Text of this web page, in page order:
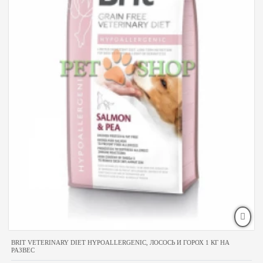
BRIT VETERINARY DIET HYPOALLERGENIC, ЛОСОСЬ И ГОРОХ 1 КГ НА
РАЗВЕС